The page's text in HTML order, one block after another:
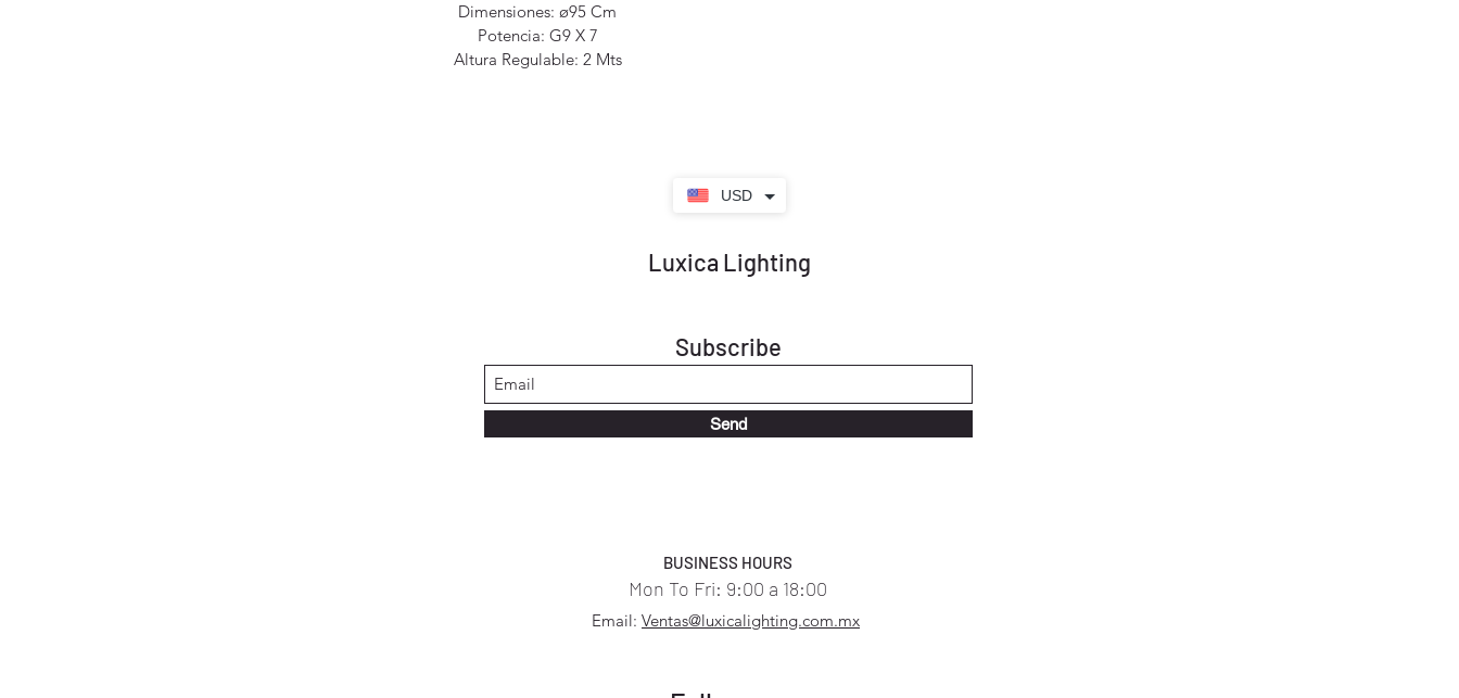
Dimensiones:ø95 Cm
Potencia: G9 X 7
Altura Regulable: 2 Mts
USD
Luxica Lighting
Subscribe
Send
BUSINESS HOURS
Mon To Fri: 9:00 a 18:00
Email: Ventas@luxicalighting.com.mx